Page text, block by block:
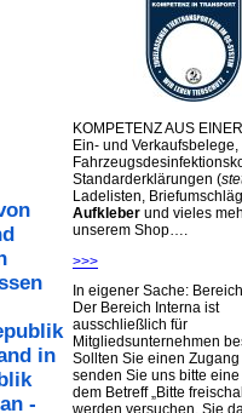
in
-
KOMPETENZ AUS
Ein- und Verkaufsbelege,
Standarderklärungen (
Ladelisten,
Aufkleber und vieles
unserem Shop….
>>>
In eigener Sache:
Der Bereich Interna ist
ausschließlich für
Mitgliedsunternehmen
Sollten Sie einen
senden Sie uns bitte
dem Betreff „Bitte
werden versuchen, Sie